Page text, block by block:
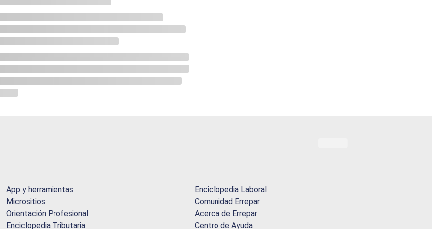
App y herramientas
Micrositios
Orientación Profesional
Enciclopedia Tributaria
Enciclopedia Laboral
Comunidad Errepar
Acerca de Errepar
Centro de Ayuda